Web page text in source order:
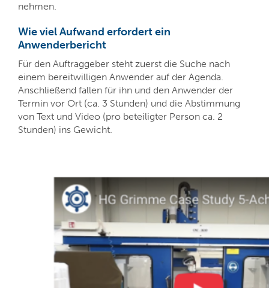
nehmen.
Wie viel Aufwand erfordert ein
Anwenderbericht
Für den Auftraggeber steht zuerst die Suche nach
einem bereitwilligen Anwender auf der Agenda.
Anschließend fallen für ihn und den Anwender der
Termin vor Ort (ca. 3 Stunden) und die Abstimmung
von Text und Video (pro beteiligter Person ca. 2
Stunden) ins Gewicht.